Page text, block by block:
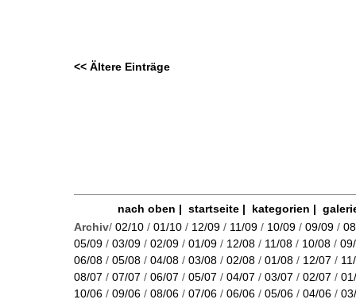
<< Ältere Einträge
nach oben | startseite| kategorien |
Archiv/ 02/10 / 01/10 / 12/09 / 11/09 / 10/09 / 09/09 /
05/09 / 03/09 / 02/09 / 01/09 / 12/08 / 11/08 / 10/08 /
06/08 / 05/08 / 04/08 / 03/08 / 02/08 / 01/08 / 12/07 /
08/07 / 07/07 / 06/07 / 05/07 / 04/07 / 03/07 / 02/07 /
10/06 / 09/06 / 08/06 / 07/06 / 06/06 / 05/06 / 04/06 /